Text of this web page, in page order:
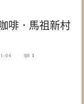
啡．馬祖新村
04 1